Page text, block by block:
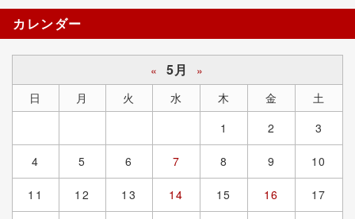
カレンダー
« 5月
»
日
月 火 水 木 金
土
1
2 3
4 5 6 7 8 9 10
11 12 13 14 15 16 17